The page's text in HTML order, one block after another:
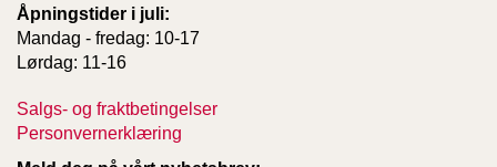
Åpningstider i juli:
Mandag - fredag: 10-17
Lørdag: 11-16
Salgs- og fraktbetingelser
Personvernerklæring